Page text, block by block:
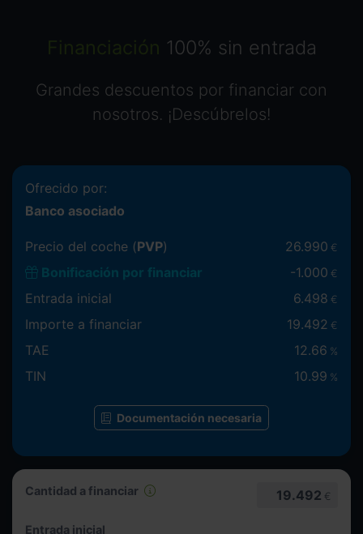
Financiación 100% sin entrada
Grandes descuentos por financiar con
nosotros. ¡Descúbrelos!
Cantidad a financiar 19.492 €
Entrada inicial
Ofrecido por:
Banco asociado
Precio del coche (PVP) 26.990 €
Bonificación por financiar -1.000 €
Entrada inicial 6.498 €
Importe a financiar 19.492 €
TAE 12.66 %
TIN 10.99 %
Documentación necesaria